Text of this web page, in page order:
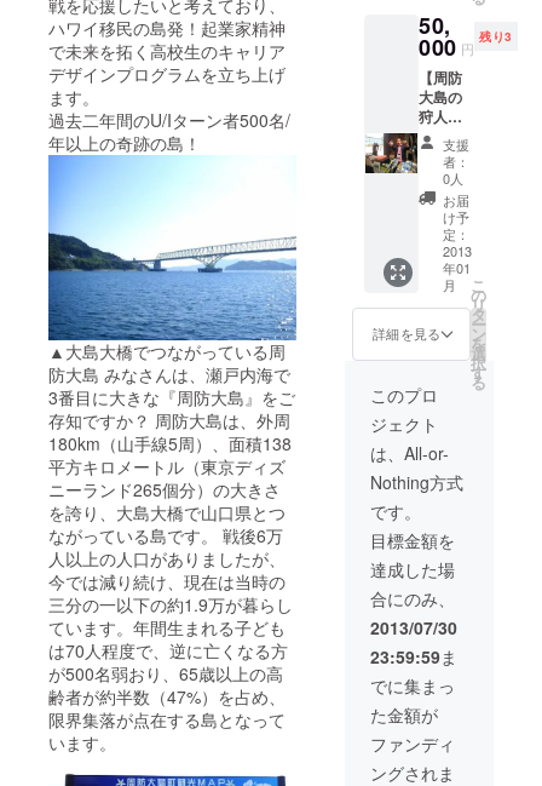
ハワイ移民の島発！起業家精神
で未来を拓く高校生のキャリア
デザインプログラムを立ち上げ
ます。
過去二年間のU/Iターン者500名/
年以上の奇跡の島！
▲大島大橋でつながっている周
防大島 みなさんは、瀬戸内海で
3番目に大きな『周防大島』をご
存知ですか？ 周防大島は、外周
180km（山手線5周）、面積138
平方キロメートル（東京ディズ
ニーランド265個分）の大きさ
を誇り、大島大橋で山口県とつ
ながっている島です。 戦後6万
人以上の人口がありましたが、
今では減り続け、現在は当時の
三分の一以下の約1.9万が暮らし
ています。年間生まれる子ども
は70人程度で、逆に亡くなる方
が500名弱おり、65歳以上の高
齢者が約半数（47%）を占め、
限界集落が点在する島となって
います。
約満了と
なった事
で、周防大
島での起業
支援、キャ
リアデザイ
ン塾、地域
づくり人材
研修の事業
分野で島ス
タイルの株
式会社化を
進めてい
る。4児の父
で、日本
バーベ
キュー協会
認定のバー
ベキューイ
ンストラク
ター。夏は
海の狩人と
なる。
ブレン
ドした
手づく
りジャ
ム（3
種）、
島の花
100%の
蜂蜜、
島のあ
おさ醤
油、島
のいり
こ醤
油、島
のみか
ん胡
民から
受け継
ぐカウ
アイ
コー
ヒー
50,
000 円
残り3
【周防
大島の
狩人大
野によ
る出張
試食
会】 ・
大野が
あなた
の元へ
お伺い
し、島
の起業
家たち
がつ
くった
旬の手
づくり
品を集
めてプ
チパー
ティー
島の起
業家た
ちから
一言ビ
デオレ
ターも
制作！
アナタ
との繋
がりを
創りま
す！
支援
者：
0人
お届
け予
定：
2013
年01
月
詳細を見る
こ
の
リ
タ
ー
ン
を
選
択
す
る
このプロ
ジェクト
は、All-or-
Nothing方式
です。
目標金額を
達成した場
合にのみ、
2013/07/30
23:59:59ま
でに集まっ
た金額が
ファンディ
ングされま